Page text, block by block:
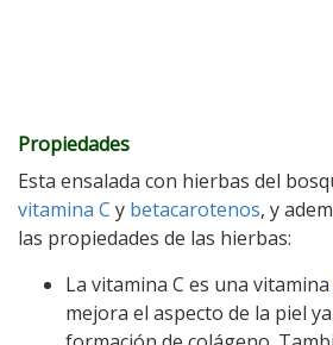
Propiedades
Esta ensalada con hierbas del
vitamina C y betacarotenos, y
las propiedades de las hierbas:
La vitamina C es una vitamina
mejora el aspecto de la piel